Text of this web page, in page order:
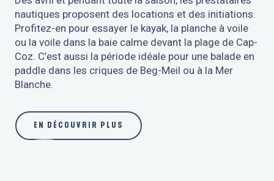
nautiques proposent des locations et des initiations.
Profitez-en pour essayer le kayak, la planche à voile
ou la voile dans la baie calme devant la plage de Cap-
Coz. C’est aussi la période idéale pour une balade en
paddle dans les criques de Beg-Meil ou à la Mer
Blanche.
EN DÉCOUVRIR PLUS